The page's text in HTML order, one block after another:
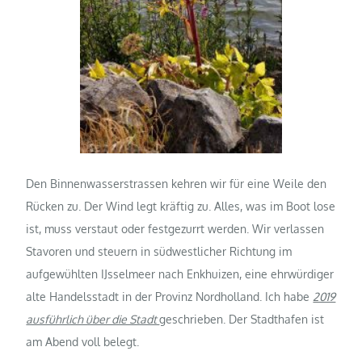
Den Binnenwasserstrassen kehren wir für eine Weile den
Rücken zu. Der Wind legt kräftig zu. Alles, was im Boot lose
ist, muss verstaut oder festgezurrt werden. Wir verlassen
Stavoren und steuern in südwestlicher Richtung im
aufgewühlten IJsselmeer nach Enkhuizen, eine ehrwürdiger
alte Handelsstadt in der Provinz Nordholland. Ich habe 2019
ausführlich über die Stadtgeschrieben. Der Stadthafen ist
am Abend voll belegt.